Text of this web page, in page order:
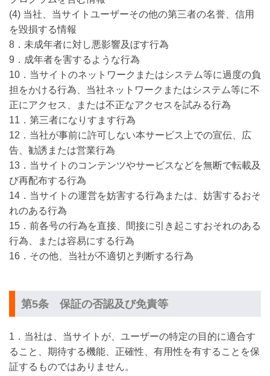
(4) 当社、当サイトユーザーその他の第三者の名誉、信用
を毀損する情報
8．未成年者に対し悪影響及ぼす行為
9．成年者を害するような行為
10．当サイトのネットワークまたはシステム等に過度の負
担をかける行為、当社ネットワークまたはシステム等に不
正にアクセス、または不正なアクセスを試みる行為
11．第三者になりすます行為
12．当社が事前に許可しない本サービス上での宣伝、広
告、勧誘または営業行為
13．当サイトのコンテンツやサービスなどを無断で転載及
び再配布する行為
14．当サイトの運営を妨害する行為または、妨害するおそ
れのある行為
15．前各号の行為を直接、間接に引き起こすおそれのある
行為、または容易にする行為
16．その他、当社が不適切と判断する行為
第5条 保証の否認及び免責等
1．当社は、当サイトが、ユーザーの特定の目的に適合す
ること、期待する機能、正確性、有用性を有することを保
証するものではありません。